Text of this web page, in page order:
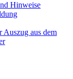
Hinweise
Auszug aus dem